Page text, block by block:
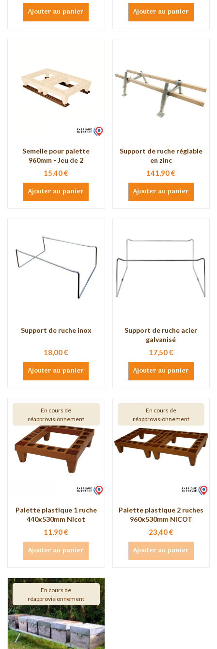
Ajouter au panier Ajouter au panier
Semelle pour palette
960mm - Jeu de 2
15,40 €
Ajouter au panier
Support de ruche réglable
en zinc
141,90 €
Ajouter au panier
Support de ruche inox
18,00 €
Ajouter au panier
Support de ruche acier
galvanisé
17,50 €
Ajouter au panier
En cours de
réapprovisionnement
Palette plastique 1 ruche
440x530mm Nicot
11,90 €
Ajouter au panier
En cours de
réapprovisionnement
Palette plastique 2 ruches
960x530mm NICOT
23,40 €
Ajouter au panier
En cours de
réapprovisionnement